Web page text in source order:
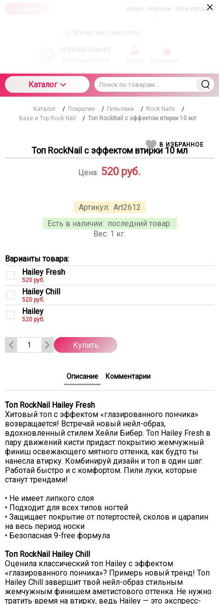
Акции Новинки Хиты продаж
+7 (3532) 22-96-53
Каталог
Каталог / Покрытие / Гель-лаки / Rock Nails
/
Base и Top Rock Nail
/ Топ RockNail с эффектом втирки 10 мл
В ИЗБРАННОЕ
Топ RockNail с эффектом втирки 10 мл
Артикул: Art2612
Есть в наличии: последний товар
Вес: 1 кг.
Цена: 520 руб.
Варианты товара:
Hailey Fresh
520 руб.
Hailey Chill
520 руб.
Hailey
520 руб.
Купить
Описание Комментарии
Топ RockNail Hailey Fresh
Хитовый топ с эффектом «глазированного пончика»
возвращается! Встречай новый нейл-образ,
вдохновленный стилем Хейли Бибер. Топ Hailey Fresh в
пару движений кисти придаст покрытию жемчужный
финиш освежающего мятного оттенка, как будто ты
нанесла втирку. Комбинируй дизайн и топ в один шаг.
Работай быстро и с комфортом. Пили луки, которые
станут трендами!
• Не имеет липкого слоя
• Подходит для всех типов ногтей
• Защищает покрытие от потертостей, сколов и царапин
на весь период носки
• Безопасная 9-free формула
Топ RockNail Hailey Chill
Оценила классический топ Hailey с эффектом
«глазированного пончика»? Примерь новый тренд! Топ
Hailey Chill завершит твой нейл-образ стильным
жемчужным финишем аметистового оттенка. Не нужно
тратить время на втирку, ведь Hailey — это экспресс-
подтверждаете свое согласие на использование
компанией cookie-файлов в соответствии с
настоящим соглашением в отношении данного
×